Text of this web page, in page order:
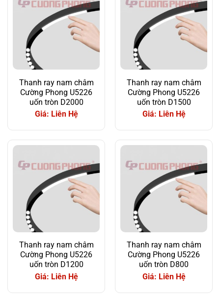
Thanh ray nam châm
Cường Phong U5226
uốn tròn D2000
Giá: Liên Hệ
Thanh ray nam châm
Cường Phong U5226
uốn tròn D1500
Giá: Liên Hệ
Thanh ray nam châm
Cường Phong U5226
uốn tròn D1200
Giá: Liên Hệ
Thanh ray nam châm
Cường Phong U5226
uốn tròn D800
Giá: Liên Hệ